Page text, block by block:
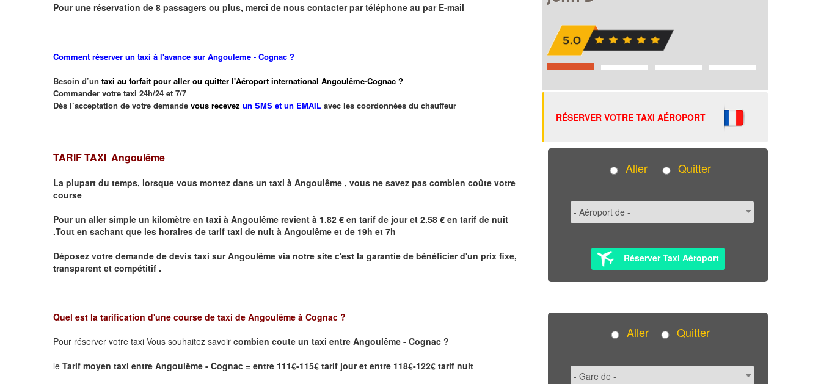
Pour une réservation de 8 passagers ou plus, merci de nous contacter par téléphone au par E-mail
Comment réserver un taxi à l'avance sur Angouleme - Cognac ?
Besoin d’un taxi au forfait pour aller ou quitter l'Aéroport international Angoulême-Cognac ?
Commander votre taxi 24h/24 et 7/7
Dès l’acceptation de votre demande vous recevez un SMS et un EMAIL avec les coordonnées du chauffeur
TARIF TAXI Angoulême
La plupart du temps, lorsque vous montez dans un taxi à Angoulême , vous ne savez pas combien coûte votre
course
Pour un aller simple un kilomètre en taxi à Angoulême revient à 1.82 € en tarif de jour et 2.58 € en tarif de nuit
.Tout en sachant que les horaires de tarif taxi de nuit à Angoulême et de 19h et 7h
Déposez votre demande de devis taxi surAngoulême via notre site c'est la garantie de bénéficier d'un prix fixe,
transparent et compétitif .
Quel est la tarification d'une course de taxi de Angoulême à Cognac ?
Pour réserver votre taxi Vous souhaitez savoir combien coute un taxi entre Angoulême - Cognac ?
le Tarif moyen taxi entre Angoulême - Cognac = entre 111€-115€ tarif jour et entre 118€-122€ tarif nuit
RÉSERVER VOTRE TAXI AÉROPORT
Aller Quitter
Réserver Taxi Aéroport
Aller Quitter